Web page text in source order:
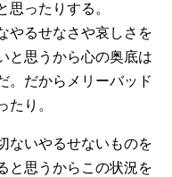
思ったりする。
やるせなさや哀しさを
と思うから心の奥底は
。だからメリーバッド
たり。
ないやるせないものを
と思うからこの状況を